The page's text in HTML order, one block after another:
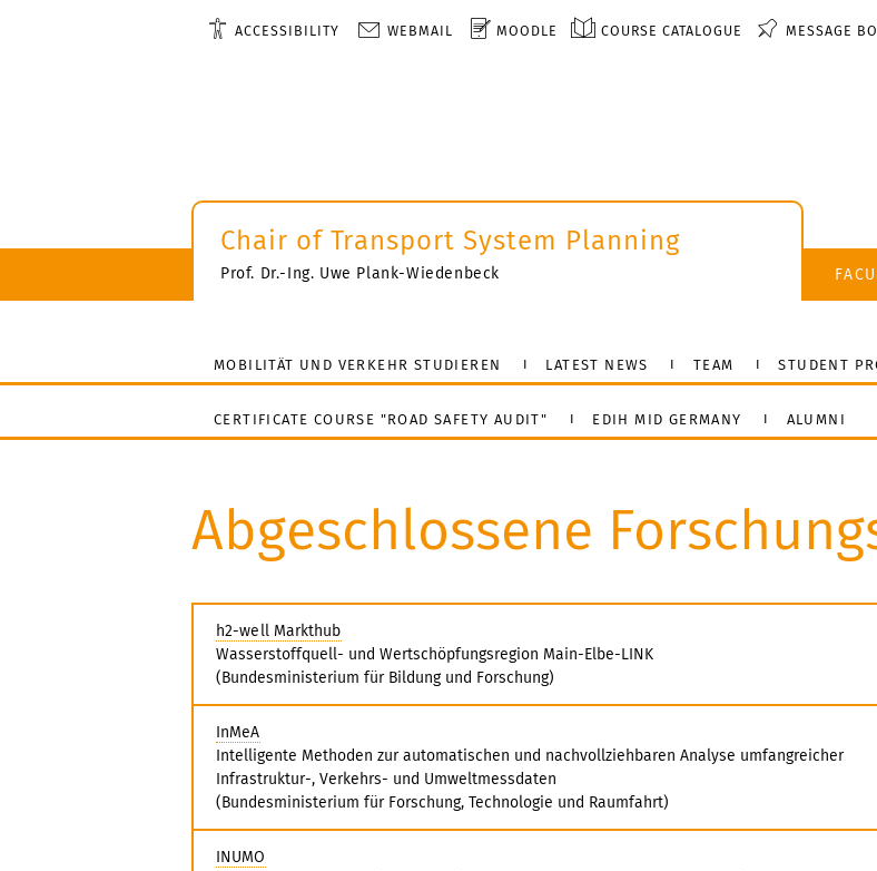
ACCESSIBILITY WEBMAIL MOODLE COURSE CATALOGUE MESSAGE
Chair of Transport System Planning
Prof. Dr.-Ing. Uwe Plank-Wiedenbeck
MOBILITÄT UND VERKEHR STUDIEREN LATEST NEWS TEAM STUDENT
CERTIFICATE COURSE "ROAD SAFETY AUDIT" EDIH MID GERMANY ALUMNI
Abgeschlossene
h2-well Markthub
Wasserstoffquell- und Wertschöpfungsregion Main-Elbe-LINK
(Bundesministerium für Bildung und Forschung)
InMeA
Intelligente Methoden zur automatischen und nachvollziehbaren Analyse umfangreicher
Infrastruktur-, Verkehrs- und Umweltmessdaten
(Bundesministerium für Forschung, Technologie und Raumfahrt)
INUMO